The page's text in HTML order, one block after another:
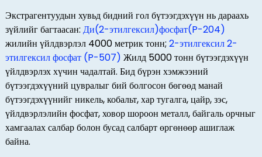
Экстрагентуудын хувьд бидний гол бүтээгдэхүүн нь дараахь
зүйлийг багтаасан: Ди(2-этилгексил)фосфат(P-204)
жилийн үйлдвэрлэл 4000 метрик тонн; 2-этилгексил 2-
этилгексил фосфат (P-507) Жилд 5000 тонн бүтээгдэхүүн
үйлдвэрлэх хүчин чадалтай. Бид бүрэн хэмжээний
бүтээгдэхүүний цувралыг бий болгосон бөгөөд манай
бүтээгдэхүүнийг никель, кобальт, хар тугалга, цайр, зэс,
үйлдвэрлэлийн фосфат, ховор шороон металл, байгаль орчныг
хамгаалах салбар болон бусад салбарт өргөнөөр ашиглаж
байна.